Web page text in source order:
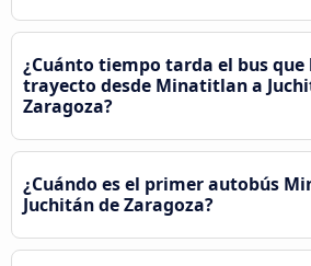
¿Cuánto tiempo tarda el bus que
trayecto desde Minatitlan a
Zaragoza?
¿Cuándo es el primer autobús
Juchitán de Zaragoza?